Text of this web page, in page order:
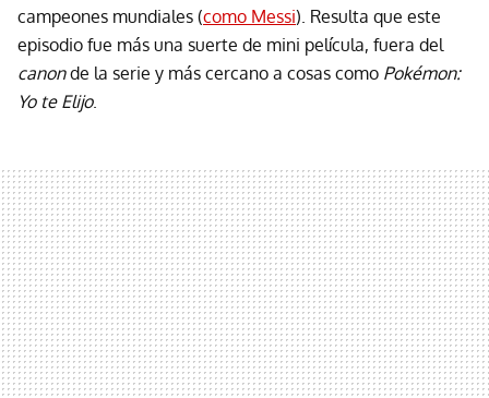
campeones mundiales (como Messi). Resulta que este
episodio fue más una suerte de mini película, fuera del
canonde la serie y más cercano a cosas como Pokémon:
Yo te Elijo.